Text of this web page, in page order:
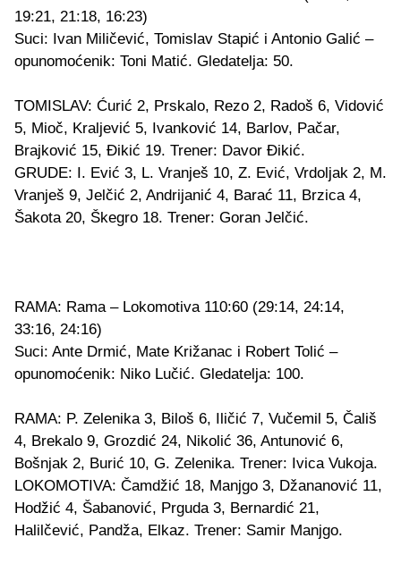
19:21, 21:18, 16:23)
Suci: Ivan Miličević, Tomislav Stapić i Antonio Galić –
opunomoćenik: Toni Matić. Gledatelja: 50.
TOMISLAV: Ćurić 2, Prskalo, Rezo 2, Radoš 6, Vidović
5, Mioč, Kraljević 5, Ivanković 14, Barlov, Pačar,
Brajković 15, Đikić 19. Trener: Davor Đikić.
GRUDE: I. Ević 3, L. Vranješ 10, Z. Ević, Vrdoljak 2, M.
Vranješ 9, Jelčić 2, Andrijanić 4, Barać 11, Brzica 4,
Šakota 20, Škegro 18. Trener: Goran Jelčić.
RAMA: Rama – Lokomotiva 110:60 (29:14, 24:14,
33:16, 24:16)
Suci: Ante Drmić, Mate Križanac i Robert Tolić –
opunomoćenik: Niko Lučić. Gledatelja: 100.
RAMA: P. Zelenika 3, Biloš 6, Iličić 7, Vučemil 5, Čališ
4, Brekalo 9, Grozdić 24, Nikolić 36, Antunović 6,
Bošnjak 2, Burić 10, G. Zelenika. Trener: Ivica Vukoja.
LOKOMOTIVA: Čamdžić 18, Manjgo 3, Džananović 11,
Hodžić 4, Šabanović, Prguda 3, Bernardić 21,
Halilčević, Pandža, Elkaz. Trener: Samir Manjgo.